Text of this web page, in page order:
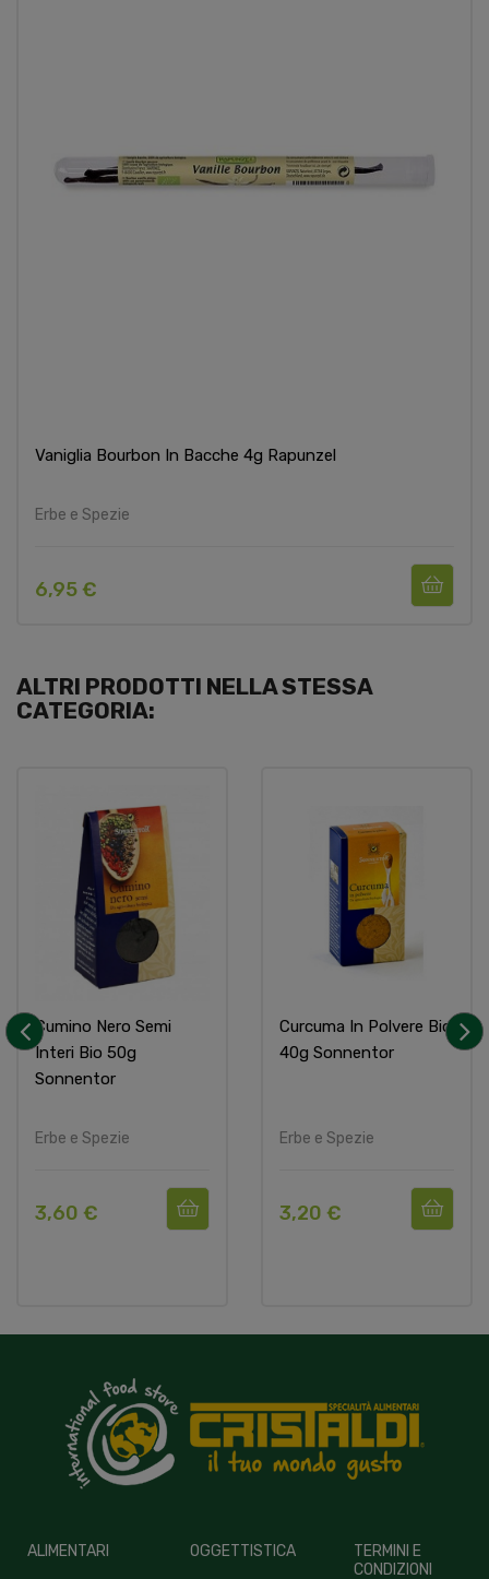
Vaniglia Bourbon In Bacche 4g Rapunzel
Erbe e Spezie
6,95 €
ALTRI PRODOTTI NELLA STESSA
CATEGORIA:
Cumino Nero Semi
Interi Bio 50g
Sonnentor
Erbe e Spezie
3,60 €
Curcuma In Polvere Bio
40g Sonnentor
Erbe e Spezie
3,20 €
ALIMENTARI OGGETTISTICA
TERMINI E
CONDIZIONI